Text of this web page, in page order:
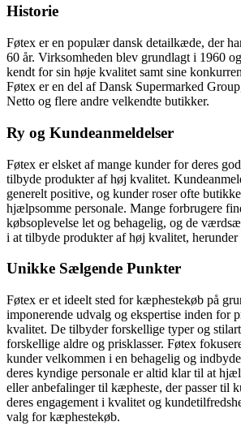
Historie
Føtex er en populær dansk detailkæde, der
60 år. Virksomheden blev grundlagt i 1960
kendt for sin høje kvalitet samt sine
Føtex er en del af Dansk Supermarked
Netto og flere andre velkendte butikker.
Ry og Kundeanmeldelser
Føtex er elsket af mange kunder for deres
tilbyde produkter af høj kvalitet.
generelt positive, og kunder roser ofte
hjælpsomme personale. Mange forbrugere
købsoplevelse let og behagelig, og de
i at tilbyde produkter af høj kvalitet, herunder
Unikke Sælgende Punkter
Føtex er et ideelt sted for kæphestekøb på
imponerende udvalg og ekspertise inden for
kvalitet. De tilbyder forskellige typer og
forskellige aldre og prisklasser. Føtex
kunder velkommen i en behagelig og
deres kyndige personale er altid klar til at
eller anbefalinger til kæpheste, der passer til
deres engagement i kvalitet og
valg for kæphestekøb.